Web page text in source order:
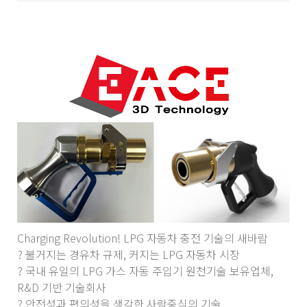
Charging Revolution! LPG 자동차 충전 기술의 새바람
? 불거지는 경유차 규제, 커지는 LPG 자동차 시장
? 국내 유일의 LPG 가스 자동 주입기 원천기술 보유업체,
R&D 기반 기술회사
? 안전성과 편의성을 생각한 사람중심의 기술